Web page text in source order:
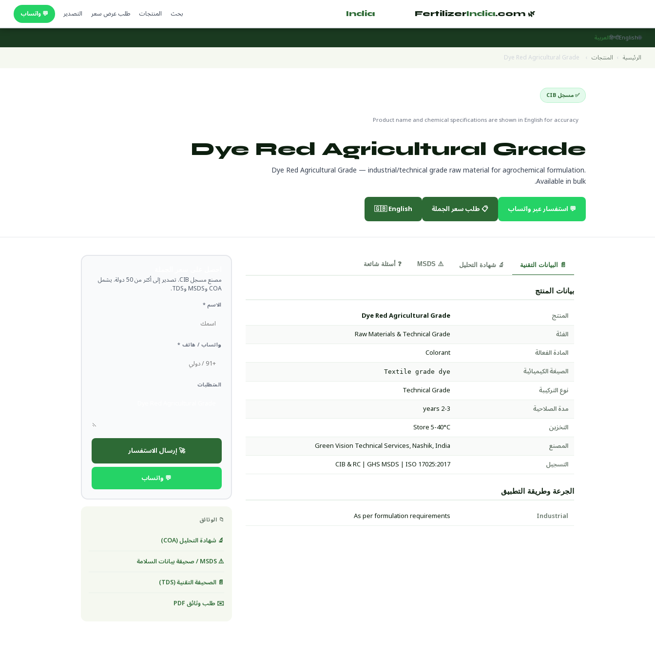
🌿 Fertilizer
India.com
India.com بحث المنتجات طلب عرض سعر التصدير
💬 واتساب
🌐
English
हिन्दीالعربية
الرئيسية › المنتجات ›
Dye Red Agricultural Grade
✅ مسجل CIB
Product name and chemical specifications are shown in English for accuracy
Dye Red Agricultural Grade
Dye Red Agricultural Grade — industrial/technical grade raw material for agrochemical formulation.
Available in bulk.
💬 استفسار عبر واتساب 📋 طلب سعر الجملة 🇬🇧 English
📄 البيانات التقنية 🔬 شهادة التحليل ⚠️ MSDS ❓ أسئلة شائعة
بيانات المنتج
المنتج
Dye Red Agricultural Grade
الفئة
Raw Materials & Technical Grade
المادة الفعالة
Colorant
الصيغة الكيميائية
Textile grade dye
نوع التركيبة
Technical Grade
مدة الصلاحية
2-3 years
التخزين
Store 5-40°C
المصنع
Green Vision Technical Services, Nashik, India
التسجيل
CIB & RC | GHS MSDS | ISO 17025:2017
الجرعة وطريقة التطبيق
Industrial
As per formulation requirements
مصنع مسجل CIB. تصدير إلى أكثر من 50 دولة. يشمل
COA وMSDS وTDS.
الاسم *
واتساب / هاتف *
المتطلبات
🚀 إرسال الاستفسار
💬 واتساب
📁 الوثائق
🔬 شهادة التحليل (COA)
⚠️ MSDS / صحيفة بيانات السلامة
📄 الصحيفة التقنية (TDS)
✉️ طلب وثائق PDF